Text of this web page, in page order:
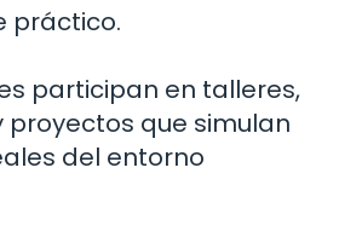
práctico.
participan en talleres,
proyectos que simulan
del entorno